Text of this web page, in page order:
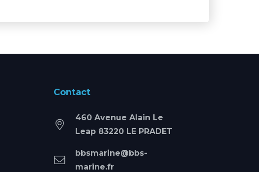
Contact
460 Avenue Alain Le
Leap 83220 LE PRADET
bbsmarine@bbs-
marine.fr